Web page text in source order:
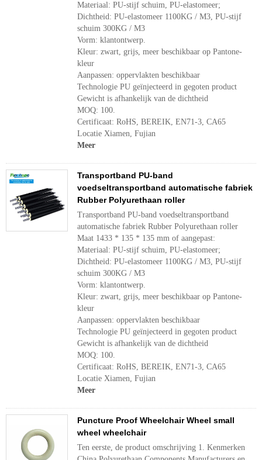
Materiaal: PU-stijf schuim, PU-elastomeer;
Dichtheid: PU-elastomeer 1100KG / M3, PU-stijf
schuim 300KG / M3
Vorm: klantontwerp.
Kleur: zwart, grijs, meer beschikbaar op Pantone-
kleur
Aanpassen: oppervlakten beschikbaar
Technologie PU geïnjecteerd in gegoten product
Gewicht is afhankelijk van de dichtheid
MOQ: 100.
Certificaat: RoHS, BEREIK, EN71-3, CA65
Locatie Xiamen, Fujian
Meer
Transportband PU-band
voedseltransportband automatische fabriek
Rubber Polyurethaan roller
Transportband PU-band voedseltransportband
automatische fabriek Rubber Polyurethaan roller
Maat 1433 * 135 * 135 mm of aangepast:
Materiaal: PU-stijf schuim, PU-elastomeer;
Dichtheid: PU-elastomeer 1100KG / M3, PU-stijf
schuim 300KG / M3
Vorm: klantontwerp.
Kleur: zwart, grijs, meer beschikbaar op Pantone-
kleur
Aanpassen: oppervlakten beschikbaar
Technologie PU geïnjecteerd in gegoten product
Gewicht is afhankelijk van de dichtheid
MOQ: 100.
Certificaat: RoHS, BEREIK, EN71-3, CA65
Locatie Xiamen, Fujian
Meer
Puncture Proof Wheelchair Wheel small
wheel wheelchair
Ten eerste, de product omschrijving 1. Kenmerken